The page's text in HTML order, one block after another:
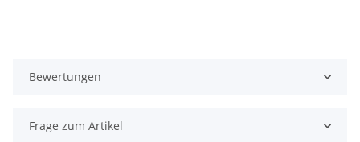
Bewertungen
Frage zum Artikel